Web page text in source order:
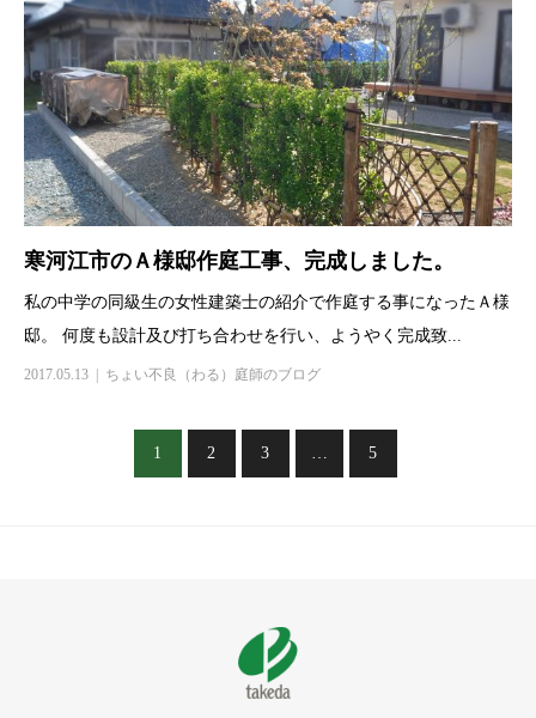
寒河江市のＡ様邸作庭工事、完成しました。
私の中学の同級生の女性建築士の紹介で作庭する事になったＡ様
邸。 何度も設計及び打ち合わせを行い、ようやく完成致...
2017.05.13 ちょい不良（わる）庭師のブログ
1 2 3 … 5